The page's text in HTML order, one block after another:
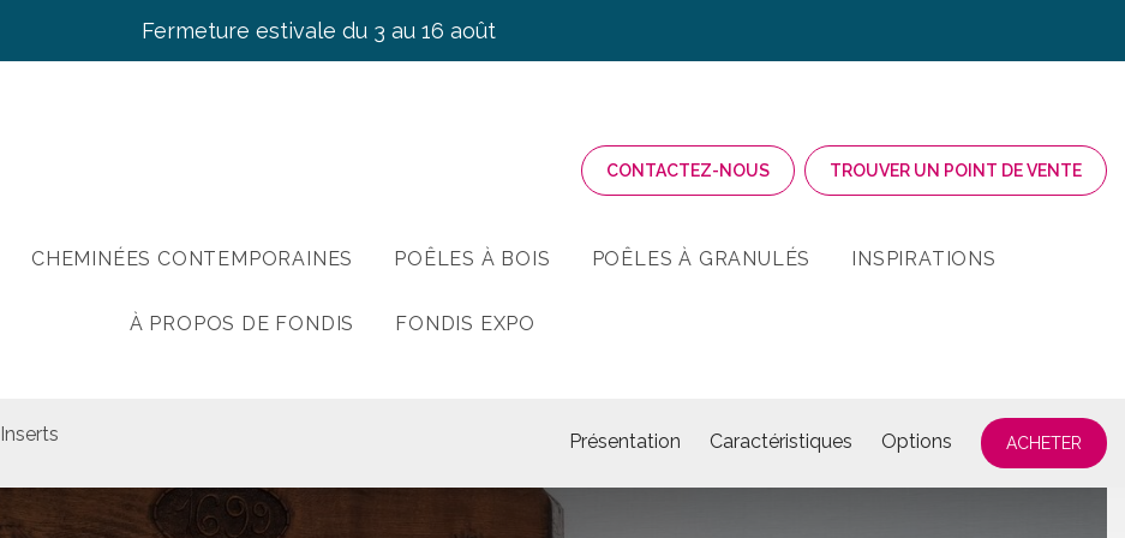
Fermeture estivale du 3 au 16 août
CONTACTEZ-NOUS TROUVER UN POINT DE VENTE
CHEMINÉES CONTEMPORAINES POÊLES À BOIS POÊLES À GRANULÉS INSPIRATIONS
À PROPOS DE FONDIS FONDIS EXPO
Inserts Présentation Caractéristiques Options ACHETER